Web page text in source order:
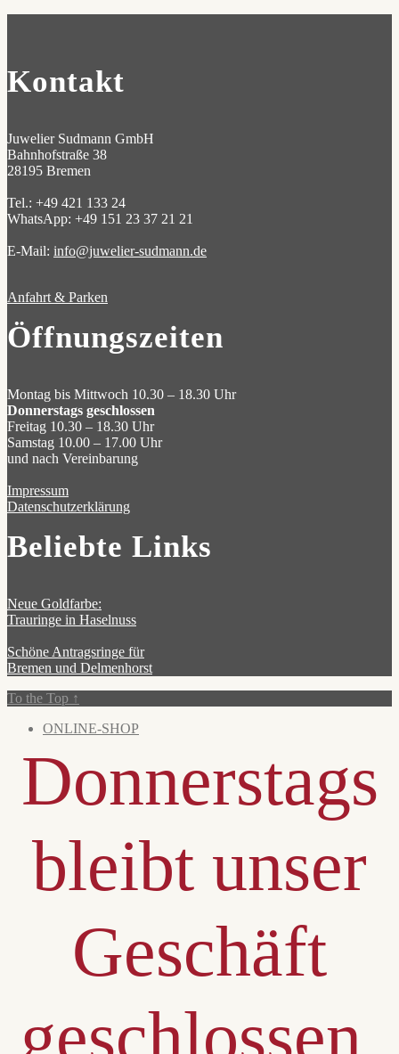
Kontakt
Juwelier Sudmann GmbH
Bahnhofstraße 38
28195 Bremen
Tel.: +49 421 133 24
WhatsApp: +49 151 23 37 21 21
E-Mail: info@juwelier-sudmann.de
Anfahrt & Parken
Öffnungszeiten
Montag bis Mittwoch 10.30 – 18.30 Uhr
Donnerstags geschlossen
Freitag 10.30 – 18.30 Uhr
Samstag 10.00 – 17.00 Uhr
und nach Vereinbarung
Impressum
Datenschutzerklärung
Beliebte Links
Neue Goldfarbe:
Trauringe in Haselnuss
Schöne Antragsringe für
Bremen und Delmenhorst
To the Top ↑
ONLINE-SHOP
Donnerstags
bleibt unser
Geschäft
geschlossen.